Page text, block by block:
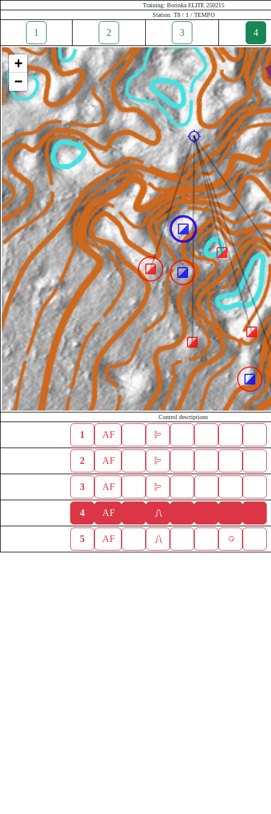
Training: Borinka ELITE 250215
Station: T8 / 1 / TEMPO
1 2 3 4
+
−
Control descriptions
1 AF
2 AF
3 AF
4 AF
5 AF